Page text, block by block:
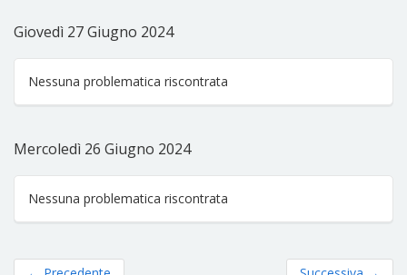
Giovedì 27 Giugno 2024
Nessuna problematica riscontrata
Mercoledì 26 Giugno 2024
Nessuna problematica riscontrata